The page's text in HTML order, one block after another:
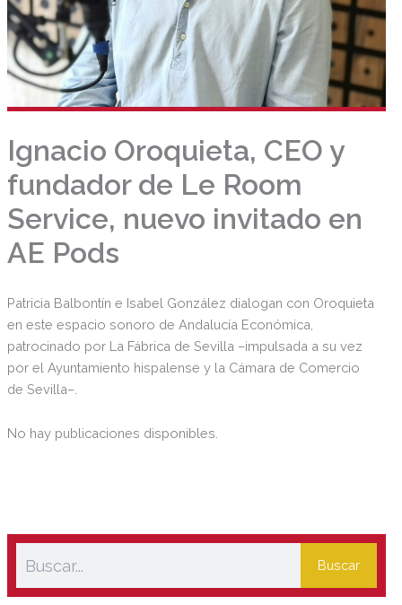
Ignacio Oroquieta, CEO y
fundador de Le Room
Service, nuevo invitado en
AE Pods
Patricia Balbontín e Isabel González dialogan con Oroquieta
en este espacio sonoro de Andalucía Económica,
patrocinado por La Fábrica de Sevilla –impulsada a su vez
por el Ayuntamiento hispalense y la Cámara de Comercio
de Sevilla–.
No hay publicaciones disponibles.
Buscar